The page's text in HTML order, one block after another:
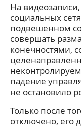
На
социальных
подвешенном
совершать
конечностями,
падение
не остановило
Только после
отключено, его